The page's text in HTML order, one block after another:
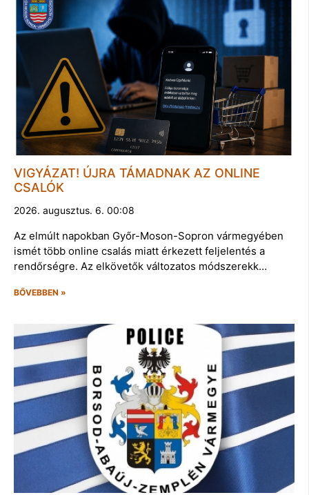
VIGYÁZAT! ÚJRA TÁMADNAK AZ ONLINE
CSALÓK
2026. augusztus. 6. 00:08
Az elmúlt napokban Győr-Moson-Sopron vármegyében
ismét több online csalás miatt érkezett feljelentés a
rendőrségre. Az elkövetők változatos módszerekk…
BŐVEBBEN »